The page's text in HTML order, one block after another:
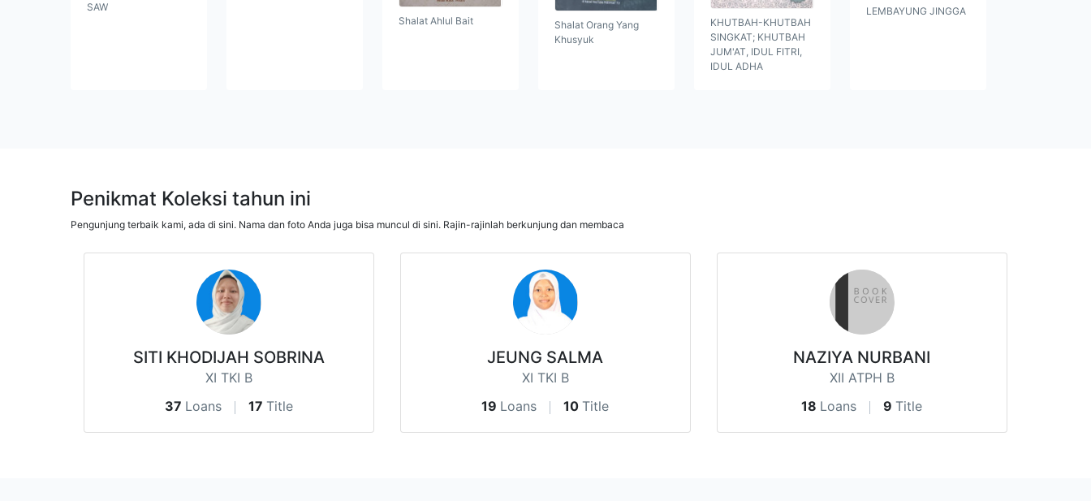
SAW
Shalat Ahlul Bait
Shalat Orang Yang
Khusyuk
KHUTBAH-KHUTBAH
SINGKAT; KHUTBAH
JUM'AT, IDUL FITRI,
IDUL ADHA
LEMBAYUNG JINGGA
Penikmat Koleksi tahun ini
Pengunjung terbaik kami, ada di sini. Nama dan foto Anda juga bisa muncul di sini. Rajin-rajinlah berkunjung dan membaca
SITI KHODIJAH SOBRINA
XI TKI B
37 Loans 17 Title
JEUNG SALMA
XI TKI B
19 Loans 10 Title
NAZIYA NURBANI
XII ATPH B
18 Loans 9 Title